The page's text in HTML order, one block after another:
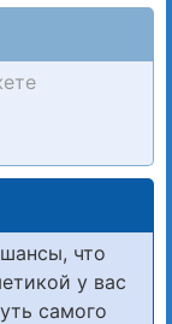
что
у вас
самого